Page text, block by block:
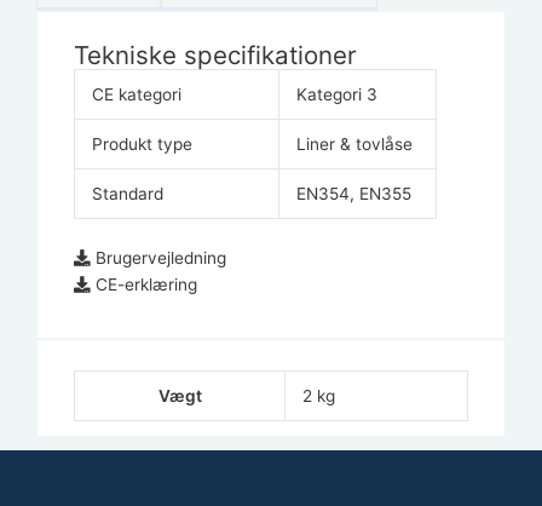
Tekniske specifikationer
CE kategori Kategori 3
Produkt type Liner & tovlåse
Standard EN354, EN355
Brugervejledning
CE-erklæring
Vægt 2 kg